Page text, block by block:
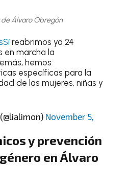
Álvaro Obregón
reabrimos ya 24
en marcha la
hemos
específicas para la
de las mujeres, niñas y
November 5,
y prevención
en Álvaro